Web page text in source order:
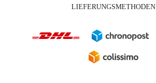
LIEFERUNGSMETHODEN